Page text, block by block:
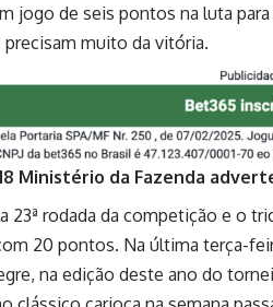
jogo de seis pontos na luta
muito da vitória.
Ministério da Fazenda
23ª rodada da competição e o
20 pontos. Na última terça-
na edição deste ano do